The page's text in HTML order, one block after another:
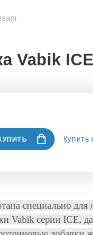
Vabik
Купить
специально для
Vabik серии ICE,